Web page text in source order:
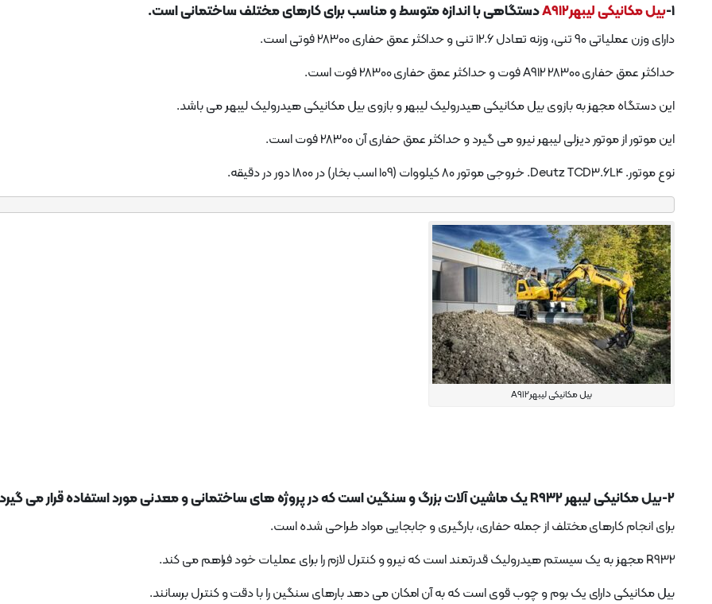
1- بیل مکانیکی لیبهرA912 دستگاهی با اندازه متوسط ​​و مناسب برای کارهای مختلف ساختمانی است.
دارای وزن عملیاتی 90 تنی، وزنه تعادل 12.6 تنی و حداکثر عمق حفاری 28300 فوتی است.
حداکثر عمق حفاری A912 28300 فوت و حداکثر عمق حفاری 28300 فوت است.
این دستگاه مجهز به بازوی بیل مکانیکی هیدرولیک لیبهر و بازوی بیل مکانیکی هیدرولیک لیبهر می باشد.
این موتور از موتور دیزلی لیبهر نیرو می گیرد و حداکثر عمق حفاری آن 28300 فوت است.
نوع موتور. Deutz TCD3.6L4. خروجی موتور 80 کیلووات (109 اسب بخار) در 1800 دور در دقیقه.
بیل مکانیکی لیبهرA912
2-بیل مکانیکی لیبهر R932 یک ماشین آلات بزرگ و سنگین است که در پروژه های ساختمانی و معدنی مورد استفاده قرار می گیرد.
برای انجام کارهای مختلف از جمله حفاری، بارگیری و جابجایی مواد طراحی شده است.
R932 مجهز به یک سیستم هیدرولیک قدرتمند است که نیرو و کنترل لازم را برای عملیات خود فراهم می کند.
بیل مکانیکی دارای یک بوم و چوب قوی است که به آن امکان می دهد بارهای سنگین را با دقت و کنترل برسانند.